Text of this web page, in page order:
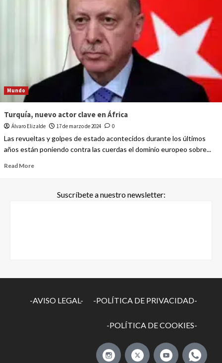
Mundo
Turquía, nuevo actor clave en África
Álvaro Elizalde 17 de marzo de 2024 0
Las revueltas y golpes de estado acontecidos durante los últimos
años están poniendo contra las cuerdas el dominio europeo sobre...
Read More
Suscríbete a nuestro newsletter:
-AVISO LEGAL- -POLÍTICA DE PRIVACIDAD-
-POLÍTICA DE COOKIES-